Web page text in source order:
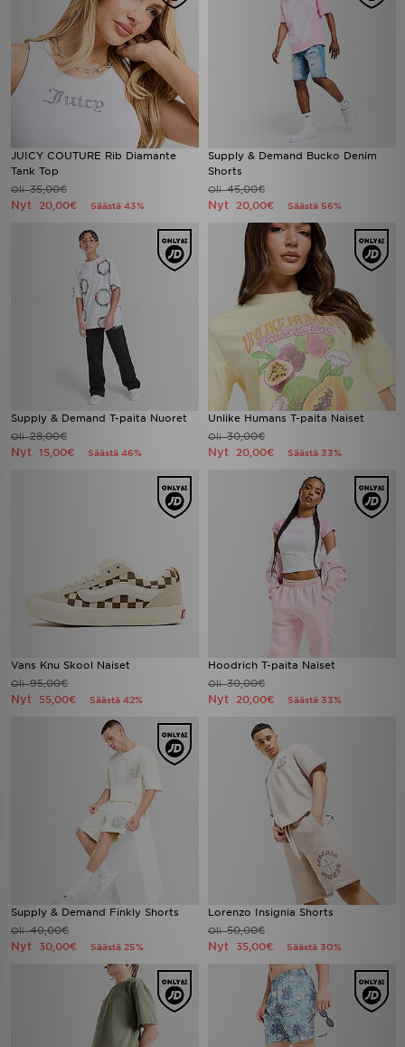
JUICY COUTURE Rib Diamante
Tank Top
Oli35,00€
Nyt 20,00€ Säästä 43%
Supply & Demand Bucko Denim
Shorts
Oli45,00€
Nyt 20,00€ Säästä 56%
Supply & Demand T-paita Nuoret
Oli28,00€
Nyt 15,00€ Säästä 46%
Unlike Humans T-paita Naiset
Oli30,00€
Nyt 20,00€ Säästä 33%
Vans Knu Skool Naiset
Oli95,00€
Nyt 55,00€ Säästä 42%
Hoodrich T-paita Naiset
Oli30,00€
Nyt 20,00€ Säästä 33%
Supply & Demand Finkly Shorts
Oli40,00€
Nyt 30,00€ Säästä 25%
Lorenzo Insignia Shorts
Oli50,00€
Nyt 35,00€ Säästä 30%